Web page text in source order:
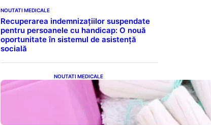
NOUTATI MEDICALE
Recuperarea indemnizațiilor suspendate
pentru persoanele cu handicap: O nouă
oportunitate în sistemul de asistență
socială
NOUTATI MEDICALE
Tampoanele menstruale: O
analiză profundă a riscurilor
legate de metale toxice